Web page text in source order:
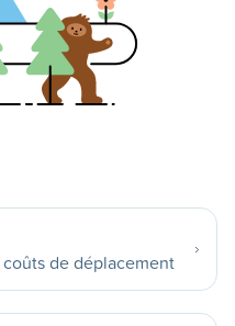
de déplacement